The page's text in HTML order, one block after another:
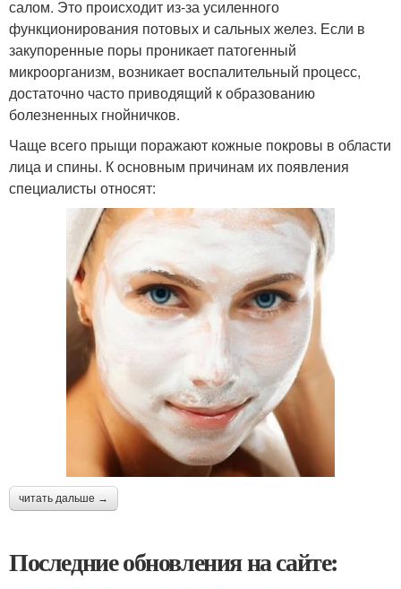
салом. Это происходит из-за усиленного
функционирования потовых и сальных желез. Если в
закупоренные поры проникает патогенный
микроорганизм, возникает воспалительный процесс,
достаточно часто приводящий к образованию
болезненных гнойничков.
Чаще всего прыщи поражают кожные покровы в области
лица и спины. К основным причинам их появления
специалисты относят:
читать дальше →
Последние обновления на сайте: